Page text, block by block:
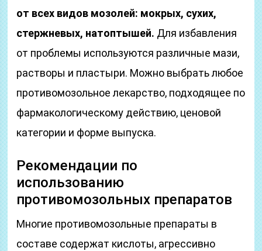
от всех видов мозолей: мокрых, сухих,
стержневых, натоптышей. Для избавления
от проблемы используются различные мази,
растворы и пластыри. Можно выбрать любое
противомозольное лекарство, подходящее по
фармакологическому действию, ценовой
категории и форме выпуска.
Рекомендации по
использованию
противомозольных препаратов
Многие противомозольные препараты в
составе содержат кислоты, агрессивно